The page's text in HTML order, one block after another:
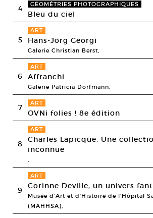
4 GÉOMÉTRIES PHOTOGRAPHIQUES
Bleu du ciel
5
ART
Hans-Jörg Georgi
Galerie Christian Berst,
6
ART
Affranchi
Galerie Patricia Dorfmann,
7 ART
OVNi folies ! 8e édition
8
ART
Charles Lapicque. Une
inconnue
,
9
ART
Corinne Deville, un univers
Musée d’Art et d’Histoire de l’Hôpital
(MAHHSA),